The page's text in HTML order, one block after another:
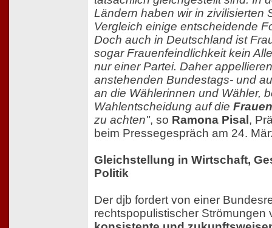
Ländern haben wir in zivilisierten
Vergleich einige entscheidende
Doch auch in Deutschland ist
sogar Frauenfeindlichkeit kein
nur einer Partei. Daher
anstehenden Bundestags- und
an die Wählerinnen und Wähler,
Wahlentscheidung auf die
zu achten", so Ramona Pisal ,
beim Pressegespräch am 24.
Gleichstellung in Wirtschaft,
Politik
Der djb fordert von einer
rechtspopulistischer Strömungen